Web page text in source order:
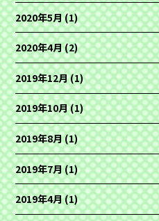
2020年5月(1)
2020年4月(2)
2019年12月(1)
2019年10月(1)
2019年8月(1)
2019年7月(1)
2019年4月(1)